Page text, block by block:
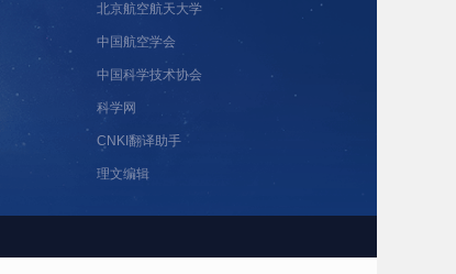
北京航空航天大学
中国航空学会
中国科学技术协会
科学网
CNKI翻译助手
理文编辑